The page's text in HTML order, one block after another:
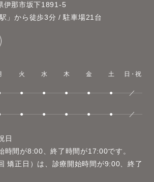
伊那市坂下1891-5
」から徒歩3分 / 駐車場21台
火 水 木 金 土 日・祝
● ● ● ● ● ／
● ● ● ● ● ／
日
時間が8:00、終了時間が17:00です。
矯正日）は、診療開始時間が9:00、終了